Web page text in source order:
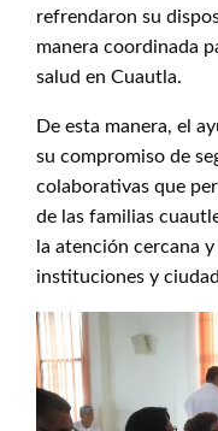
refrendaron su
manera coordinada
salud en Cuautla.
De esta manera, el
su compromiso de
colaborativas que
de las familias
la atención cercana
instituciones y